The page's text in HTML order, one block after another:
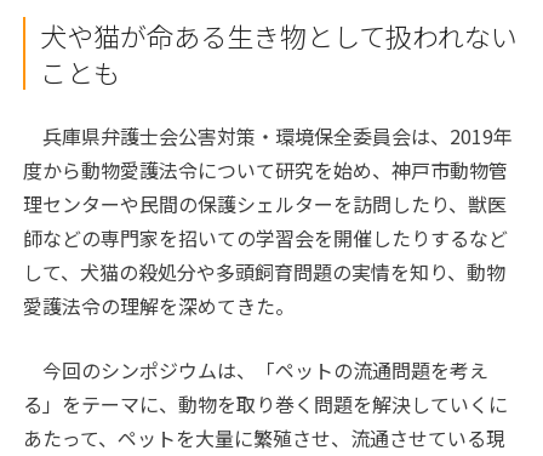
犬や猫が命ある生き物として扱われない
ことも
兵庫県弁護士会公害対策・環境保全委員会は、2019年
度から動物愛護法令について研究を始め、神戸市動物管
理センターや民間の保護シェルターを訪問したり、獣医
師などの専門家を招いての学習会を開催したりするなど
して、犬猫の殺処分や多頭飼育問題の実情を知り、動物
愛護法令の理解を深めてきた。
今回のシンポジウムは、「ペットの流通問題を考え
る」をテーマに、動物を取り巻く問題を解決していくに
あたって、ペットを大量に繁殖させ、流通させている現